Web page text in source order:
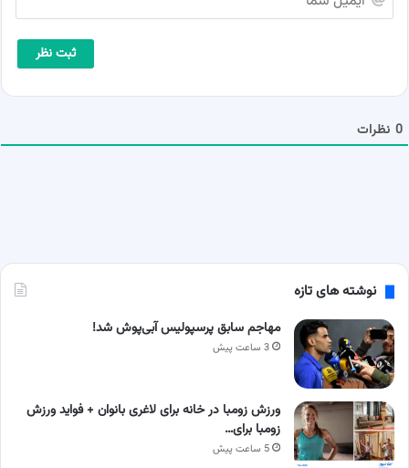
م
م
0 نظرات
نوشته های تازه
مهاجم سابق پرسپولیس آبی‌پوش شد!
3 ساعت پیش
ورزش زومبا در خانه برای لاغری بانوان + فواید ورزش
زومبا برای…
5 ساعت پیش